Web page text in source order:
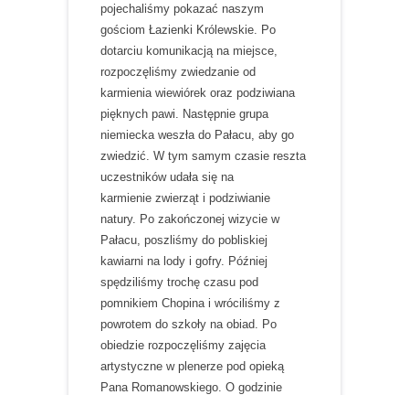
pojechaliśmy pokazać naszym
gościom Łazienki Królewskie. Po
dotarciu komunikacją na miejsce,
rozpoczęliśmy zwiedzanie od
karmienia wiewiórek oraz podziwiana
pięknych pawi. Następnie grupa
niemiecka weszła do Pałacu, aby go
zwiedzić. W tym samym czasie reszta
uczestników udała się na
karmienie zwierząt i podziwianie
natury. Po zakończonej wizycie w
Pałacu, poszliśmy do pobliskiej
kawiarni na lody i gofry. Później
spędziliśmy trochę czasu pod
pomnikiem Chopina i wróciliśmy z
powrotem do szkoły na obiad. Po
obiedzie rozpoczęliśmy zajęcia
artystyczne w plenerze pod opieką
Pana Romanowskiego. O godzinie